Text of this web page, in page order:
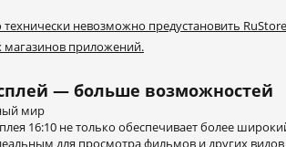
невозможно предустановить
магазинов приложений.
— больше возможностей
мир
16:10 не только обеспечивает более
для просмотра фильмов и других видов